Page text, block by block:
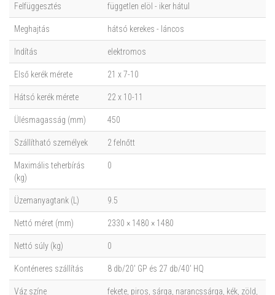
Felfüggesztés független elöl - iker hátul
Meghajtás hátsó kerekes - láncos
Indítás elektromos
Első kerék mérete 21 x 7-10
Hátsó kerék mérete 22 x 10-11
Ülésmagasság (mm) 450
Szállítható személyek 2 felnőtt
Maximális teherbírás
(kg)
0
Üzemanyagtank (L) 9.5
Nettó méret (mm) 2330 × 1480 × 1480
Nettó súly (kg) 0
Konténeres szállítás 8 db/20' GP és 27 db/40' HQ
Váz színe
fekete, piros, sárga, narancssárga, kék, zöld,